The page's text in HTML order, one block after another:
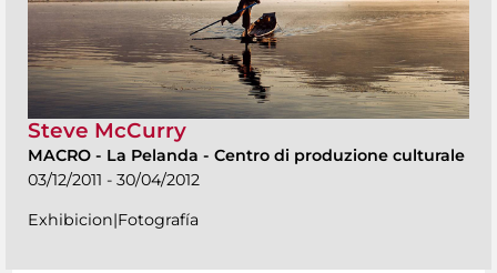
Steve McCurry
MACRO - La Pelanda - Centro di produzione culturale
03/12/2011 - 30/04/2012
Exhibicion|Fotografía